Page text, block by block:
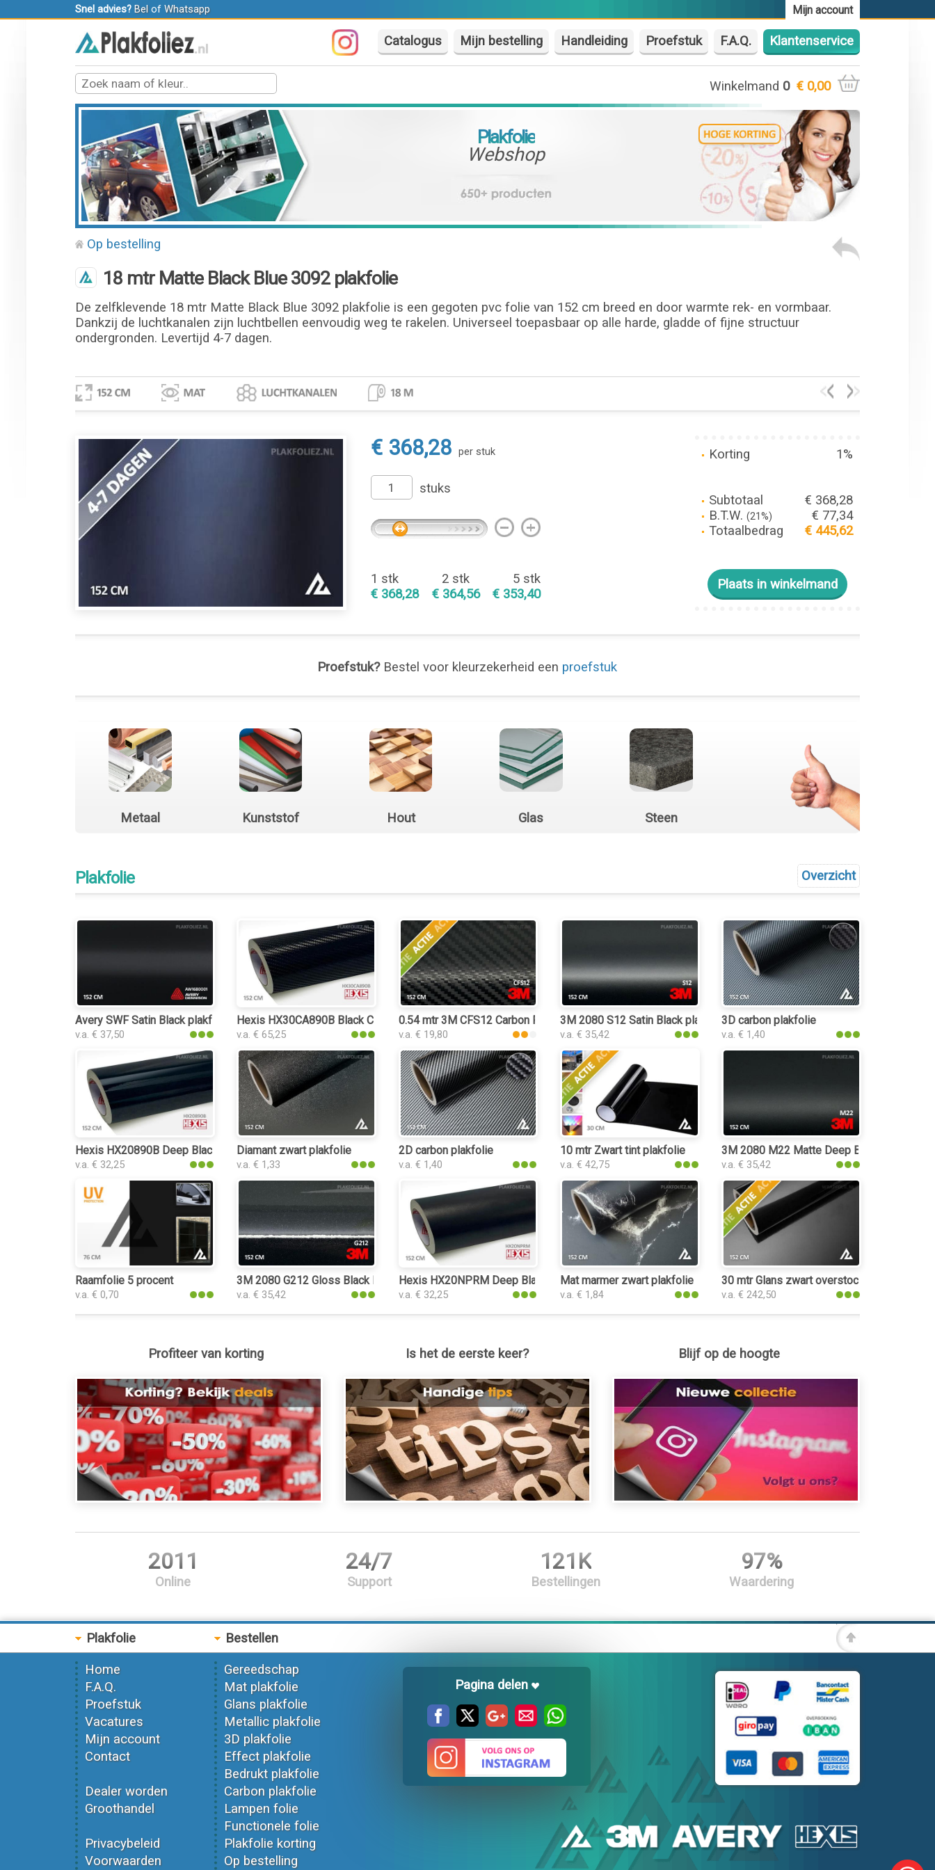
Mijn account
Snel advies? Belof Whatsapp
Catalogus Mijn bestelling Handleiding Proefstuk F.A.Q. Klantenservice
Winkelmand 0 € 0,00
Plakfolie
Webshop
Op bestelling
18 mtr Matte Black Blue 3092 plakfolie
De zelfklevende 18 mtr Matte Black Blue 3092 plakfolie is een gegoten pvc folie van 152 cm breed en door warmte rek- en vormbaar.
Dankzij de luchtkanalen zijn luchtbellen eenvoudig weg te rakelen. Universeel toepasbaar op alle harde, gladde of fijne structuur
ondergronden. Levertijd 4-7 dagen.
€ 368,28 per stuk
stuks
1 stk
€ 368,28
2 stk
€ 364,56
5 stk
€ 353,40
Korting 1%
Subtotaal
€ 368,28
B.T.W. (21%)
€ 77,34
Totaalbedrag
€ 445,62
Proefstuk?Bestel voor kleurzekerheid een proefstuk
Metaal Kunststof Hout Glas Steen
Overzicht
Plakfolie
Avery SWF Satin Black plakfolie
v.a. € 37,50
Hexis HX30CA890B Black Carbon Gloss plakfolie
v.a. € 65,25
0.54 mtr 3M CFS12 Carbon Fiber Black
v.a. € 19,80
3M 2080 S12 Satin Black plakfolie
v.a. € 35,42
3D carbon plakfolie
v.a. € 1,40
Hexis HX20890B Deep Black Gloss plakfolie
v.a. € 32,25
Diamant zwart plakfolie
v.a. € 1,33
2D carbon plakfolie
v.a. € 1,40
10 mtr Zwart tint plakfolie
v.a. € 42,75
3M 2080 M22 Matte Deep Black plakfolie
v.a. € 35,42
Raamfolie 5 procent
v.a. € 0,70
3M 2080 G212 Gloss Black Metallic plakfolie
v.a. € 35,42
Hexis HX20NPRM Deep Black Matt plakfolie
v.a. € 32,25
Mat marmer zwart plakfolie
v.a. € 1,84
30 mtr Glans zwart overstock
v.a. € 242,50
Profiteer van korting Is het de eerste keer? Blijf op de hoogte
2011
Online
24/7
Support
121K
Bestellingen
97%
Waardering
Plakfolie
Home
F.A.Q.
Proefstuk
Vacatures
Mijn account
Contact
Dealer worden
Groothandel
Privacybeleid
Voorwaarden
Bestellen
Gereedschap
Mat plakfolie
Glans plakfolie
Metallic plakfolie
3D plakfolie
Effect plakfolie
Bedrukt plakfolie
Carbon plakfolie
Lampen folie
Functionele folie
Plakfolie korting
Op bestelling
Pagina delen